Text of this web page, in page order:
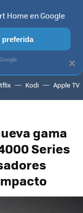
SELECCIÓN
Kodi Apple TV
gama
Series
×
Home en Google
preferida